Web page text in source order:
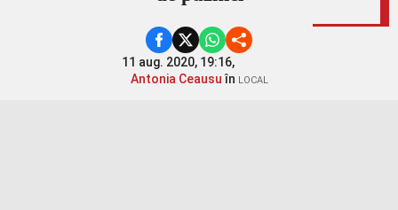
11 aug. 2020, 19:16,
Antonia Ceausuîn LOCAL